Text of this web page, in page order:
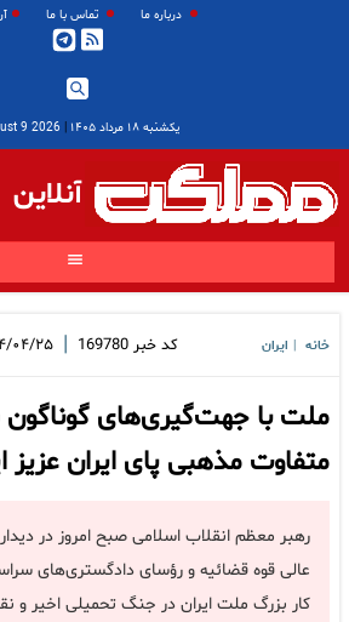
درباره ما تماس با ما
یکشنبه ۱۸ مرداد ۱۴۰۵ |
2026 August 9
آنلاین
خانه ایران کد خبر 169780
| ۱۴۰۴/۰۴/
ملت با جهت‌گیری‌های
متفاوت مذهبی پای ایران عزیز
رهبر معظم انقلاب اسلامی صبح امروز در
عالی قوه قضائیه و رؤسای دادگستری‌های
کار بزرگ ملت ایران در جنگ تحمیلی اخیر